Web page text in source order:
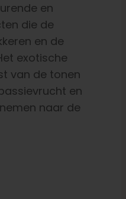
en
die de
en de
exotische
van de tonen
en
naar de